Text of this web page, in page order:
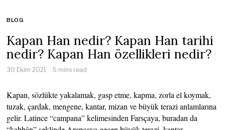
BLOG
Kapan Han nedir? Kapan Han tarihi
nedir? Kapan Han özellikleri nedir?
30 Ekim 2021 5 mins read
Kapan, sözlükte yakalamak, gasp etme, kapma, zorla el koymak,
tuzak, çardak, mengene, kantar, mizan ve büyük terazi anlamlarına
gelir. Latince “campana” kelimesinden Farsçaya, buradan da